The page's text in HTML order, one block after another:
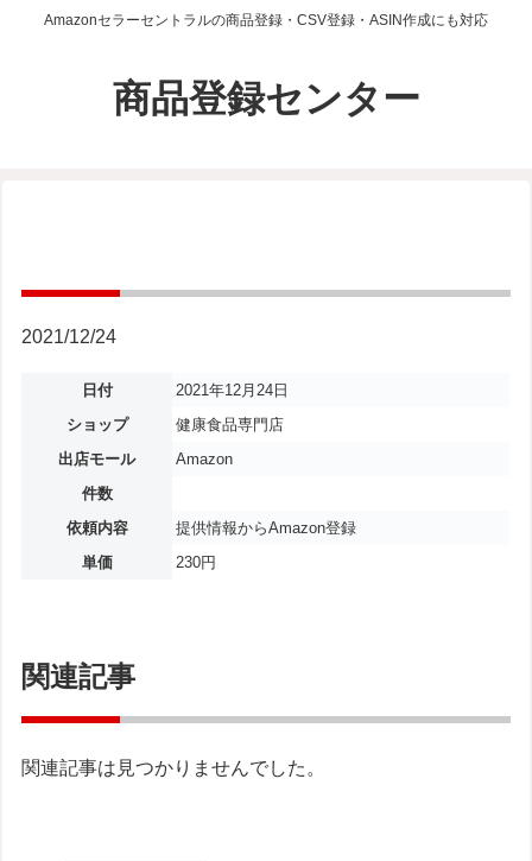
Amazonセラーセントラルの商品登録・CSV登録・ASIN作成にも対応
商品登録センター
2021/12/24
日付
2021年12月24日
ショップ
健康食品専門店
出店モール
Amazon
件数
依頼内容
提供情報からAmazon登録
単価
230円
関連記事
関連記事は見つかりませんでした。